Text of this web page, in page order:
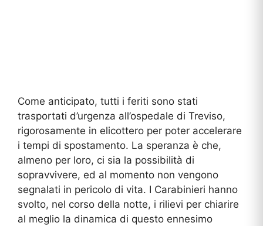
Come anticipato, tutti i feriti sono stati
trasportati d’urgenza all’ospedale di Treviso,
rigorosamente in elicottero per poter accelerare
i tempi di spostamento. La speranza è che,
almeno per loro, ci sia la possibilità di
sopravvivere, ed al momento non vengono
segnalati in pericolo di vita. I Carabinieri hanno
svolto, nel corso della notte, i rilievi per chiarire
al meglio la dinamica di questo ennesimo